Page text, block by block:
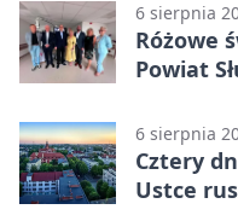
6 sierpnia
Różowe
Powiat
6 sierpnia
Cztery
Ustce